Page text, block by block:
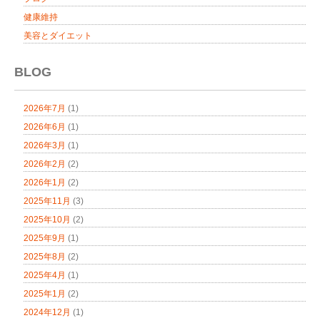
健康維持
美容とダイエット
BLOG
2026年7月 (1)
2026年6月 (1)
2026年3月 (1)
2026年2月 (2)
2026年1月 (2)
2025年11月 (3)
2025年10月 (2)
2025年9月 (1)
2025年8月 (2)
2025年4月 (1)
2025年1月 (2)
2024年12月 (1)